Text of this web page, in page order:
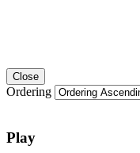
Close
Ordering
Play